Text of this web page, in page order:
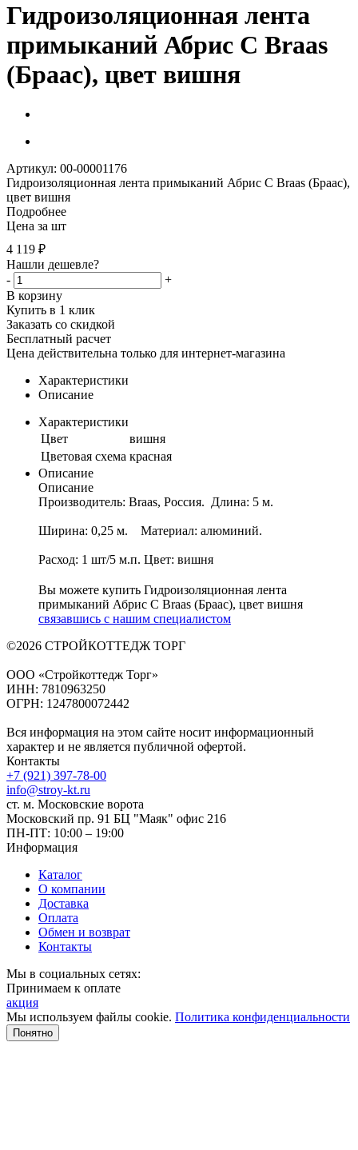
Гидроизоляционная лента
примыканий Абрис С Braas
(Браас), цвет вишня
Артикул: 00-00001176
Гидроизоляционная лента примыканий Абрис С Braas (Браас),
цвет вишня
Подробнее
Цена за шт
4 119 ₽
Нашли дешевле?
-
+
В корзину
Купить в 1 клик
Заказать со скидкой
Бесплатный расчет
Цена действительна только для интернет-магазина
Характеристики
Описание
Характеристики
Цвет
вишня
Цветовая схема красная
Описание
Описание
Производитель: Braas, Россия. Длина: 5 м.
Ширина: 0,25 м. Материал: алюминий.
Расход: 1 шт/5 м.п. Цвет: вишня
Вы можете купить Гидроизоляционная лента
примыканий Абрис С Braas (Браас), цвет вишня
связавшись с нашим специалистом
©2026 СТРОЙКОТТЕДЖ ТОРГ
ООО «Стройкоттедж Торг»
ИНН: 7810963250
ОГРН: 1247800072442
Вся информация на этом сайте носит информационный
характер и не является публичной офертой.
Контакты
+7 (921) 397-78-00
info@stroy-kt.ru
ст. м. Московские ворота
Московский пр. 91 БЦ "Маяк" офис 216
ПН-ПТ: 10:00 – 19:00
Информация
Каталог
О компании
Доставка
Оплата
Обмен и возврат
Контакты
Мы в социальных сетях:
Принимаем к оплате
акция
Мы используем файлы cookie. Политика конфиденциальности
Понятно